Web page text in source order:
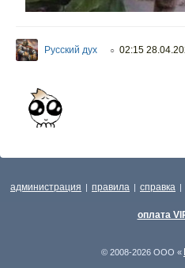
Русский дух ○ 02:15
администрация | правила | справка |
оплата
© 2008-2026 ООО «